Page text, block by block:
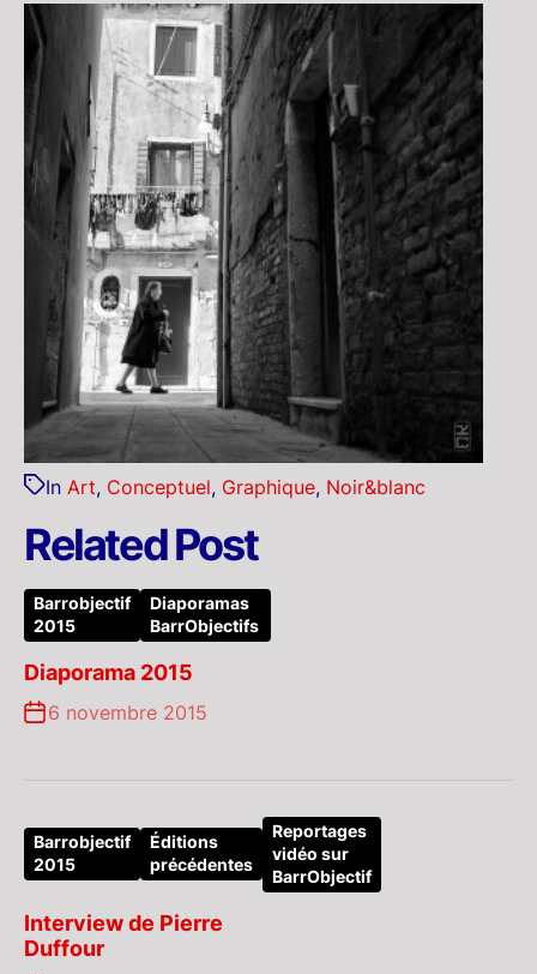
In Art, Conceptuel, Graphique, Noir&blanc
Related Post
Barrobjectif
2015
Diaporamas
BarrObjectifs
Diaporama 2015
6 novembre 2015
Barrobjectif
2015
Éditions
précédentes
Reportages
vidéo sur
BarrObjectif
Interview de Pierre
Duffour